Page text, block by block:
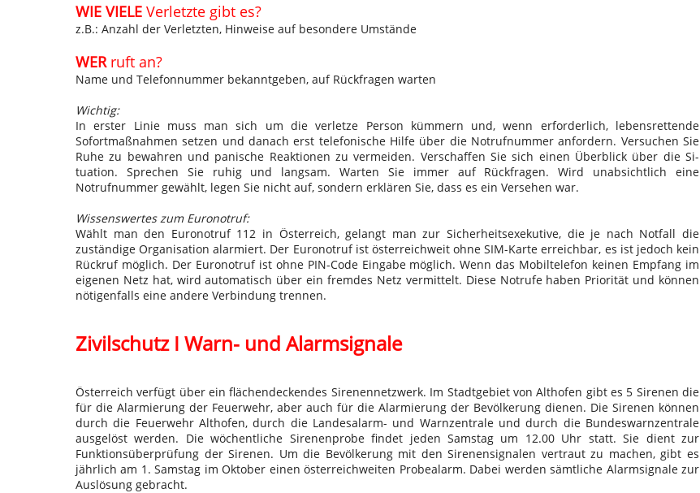
WIE VIELE Verletzte gibt es?
z.B.: Anzahl der Verletzten, Hinweise auf besondere Umstände
WERruft an?
Name und Telefonnummer bekanntgeben, auf Rückfragen warten
Wichtig:
In erster Linie muss man sich um die verletze Person kümmern und, wenn erforderlich, lebensrettende
Sofortmaßnahmen setzen und danach erst telefonische Hilfe über die Notrufnummer anfordern. Versuchen Sie
Ruhe zu bewahren und panische Reaktionen zu vermeiden. Verschaffen Sie sich einen Überblick über die Si­
tuation. Sprechen Sie ruhig und langsam. Warten Sie immer auf Rückfragen. Wird unabsichtlich eine
Notrufnummer gewählt, legen Sie nicht auf, sondern erklären Sie, dass es ein Versehen war.
Wissenswertes zum Euronotruf:
Wählt man den Euronotruf 112 in Österreich, gelangt man zur Sicherheitsexekutive, die je nach Notfall die
zuständige Organisation alarmiert. Der Euronotruf ist österreichweit ohne SIM-Karte erreichbar, es ist jedoch kein
Rückruf möglich. Der Euronotruf ist ohne PIN-Code Eingabe möglich. Wenn das Mobiltelefon keinen Empfang im
eigenen Netz hat, wird automatisch über ein fremdes Netz vermittelt. Diese Notrufe haben Priorität und können
nötigenfalls eine andere Verbindung trennen.
Zivilschutz I Warn- und Alarmsignale
Österreich verfügt über ein flächendeckendes Sirenennetzwerk. Im Stadtgebiet von Althofen gibt es 5 Sirenen die
für die Alarmierung der Feuerwehr, aber auch für die Alarmierung der Bevölkerung dienen. Die Sirenen können
durch die Feuerwehr Althofen, durch die Landesalarm- und Warnzentrale und durch die Bundeswarnzentrale
ausgelöst werden. Die wöchentliche Sirenenprobe findet jeden Samstag um 12.00 Uhr statt. Sie dient zur
Funktionsüberprüfung der Sirenen. Um die Bevölkerung mit den Sirenensignalen vertraut zu machen, gibt es
jährlich am 1. Samstag im Oktober einen österreichweiten Probealarm. Dabei werden sämtliche Alarmsignale zur
Auslösung gebracht.